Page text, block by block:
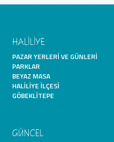
HALİLİYE
PAZAR YERLERI VE GÜNLERI
PARKLAR
BEYAZ MASA
HALILIYE İLÇESI
GÖBEKLITEPE
GÜNCEL